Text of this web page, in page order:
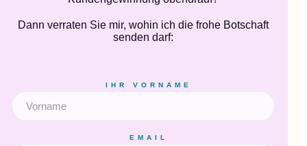
Dann verraten Sie mir, wohin ich die frohe Botschaft
senden darf:
IHR VORNAME
EMAIL